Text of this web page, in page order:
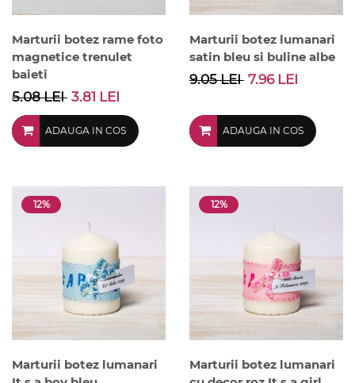
Marturii botez rame foto
magnetice trenulet
baieti
5.08 LEI 3.81 LEI
ADAUGA IN COS
Marturii botez lumanari
satin bleu si buline albe
9.05 LEI 7.96 LEI
ADAUGA IN COS
12%
Marturii botez lumanari
12%
Marturii botez lumanari